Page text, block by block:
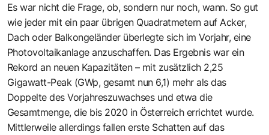
Es war nicht die Frage, ob, sondern nur noch, wann. So gut
wie jeder mit ein paar übrigen Quadratmetern auf Acker,
Dach oder Balkongeländer überlegte sich im Vorjahr, eine
Photovoltaikanlage anzuschaffen. Das Ergebnis war ein
Rekord an neuen Kapazitäten – mit zusätzlich 2,25
Gigawatt-Peak (GWp, gesamt nun 6,1) mehr als das
Doppelte des Vorjahreszuwachses und etwa die
Gesamtmenge, die bis 2020 in Österreich errichtet wurde.
Mittlerweile allerdings fallen erste Schatten auf das